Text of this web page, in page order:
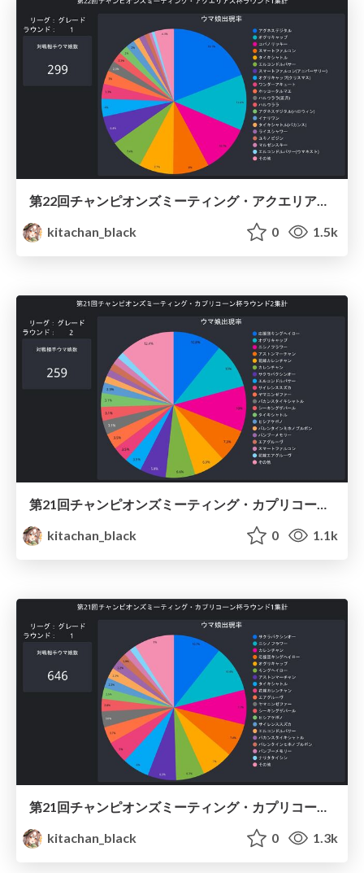
第22回チャンピオンズミーティング・アクエリアス杯ラウンド1集計 / Umamusume Aquarius 2023 Round1
kitachan_black
0 1.5k
第21回チャンピオンズミーティング・カプリコーン杯ラウンド2集計 / Umamusume Capricorn 2023 Round2
kitachan_black
0 1.1k
第21回チャンピオンズミーティング・カプリコーン杯ラウンド1集計 / Umamusume Capricorn 2023 Round1
kitachan_black
0 1.3k